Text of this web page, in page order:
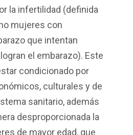
la infertilidad (definida
mujeres con
que intentan
el embarazo). Este
condicionado por
culturales y de
sanitario, además
desproporcionada la
de mayor edad, que